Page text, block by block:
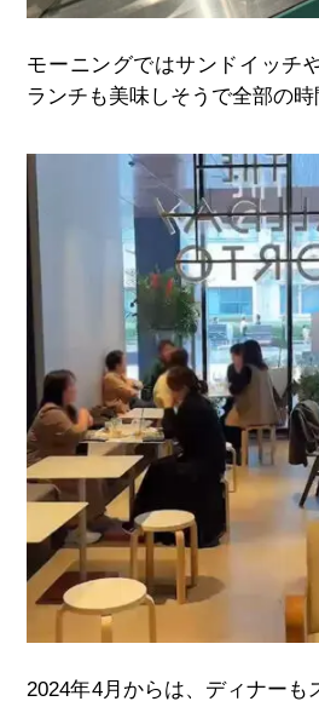
モーニングではサンドイッチ
ランチも美味しそうで全部の
2024年4月からは、ディナーも